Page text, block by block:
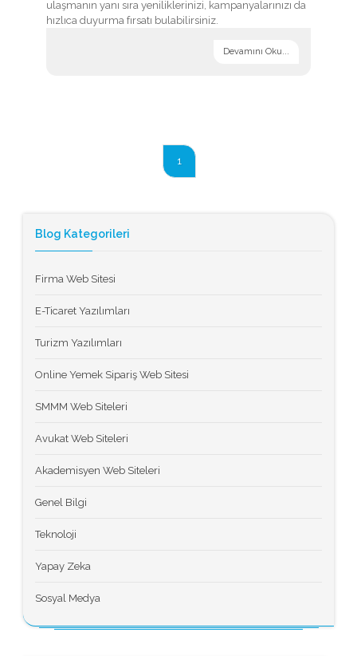
ulaşmanın yanı sıra yeniliklerinizi, kampanyalarınızı da
hızlıca duyurma fırsatı bulabilirsiniz.
Devamını Oku...
1
Blog Kategorileri
Firma Web Sitesi
E-Ticaret Yazılımları
Turizm Yazılımları
Online Yemek Sipariş Web Sitesi
SMMM Web Siteleri
Avukat Web Siteleri
Akademisyen Web Siteleri
Genel Bilgi
Teknoloji
Yapay Zeka
Sosyal Medya